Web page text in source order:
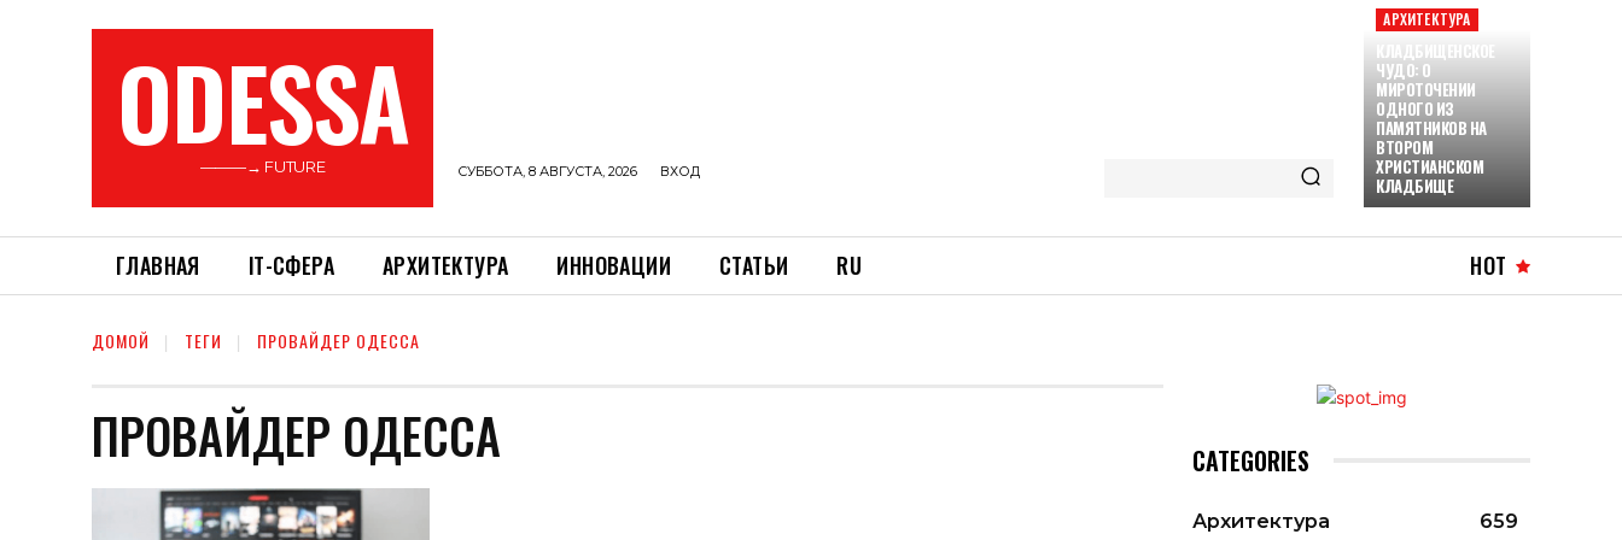
ODESSA
———→ FUTURE СУББОТА, 8 АВГУСТА, 2026 ВХОД
АРХИТЕКТУРА
КЛАДБИЩЕНСКОЕ
ЧУДО: О
МИРОТОЧЕНИИ
ОДНОГО ИЗ
ПАМЯТНИКОВ НА
ВТОРОМ
ХРИСТИАНСКОМ
КЛАДБИЩЕ
ГЛАВНАЯ ІТ-СФЕРА АРХИТЕКТУРА ИННОВАЦИИ СТАТЬИ RU HOT
ДОМОЙ ТЕГИ ПРОВАЙДЕР ОДЕССА
ПРОВАЙДЕР ОДЕССА CATEGORIES
Архитектура 659